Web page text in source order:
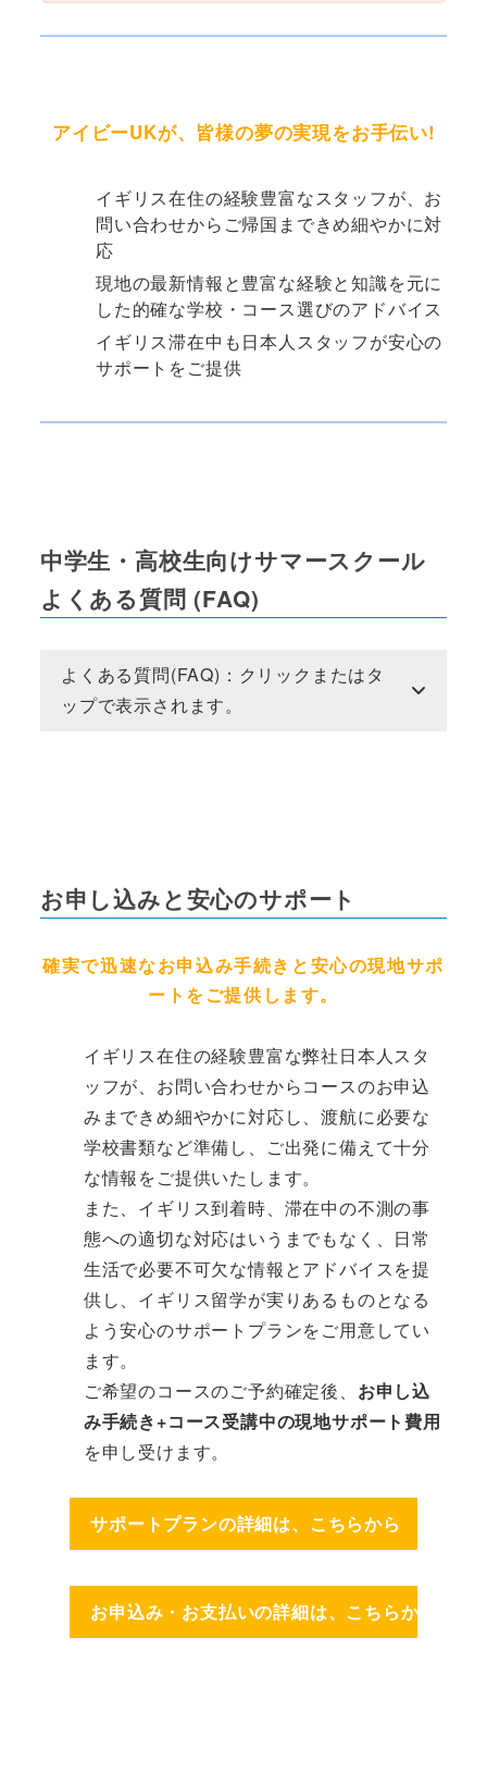
アイビーUKが、皆様の夢の実現をお手伝い!
イギリス在住の経験豊富なスタッフが、お
問い合わせからご帰国まできめ細やかに対
応
現地の最新情報と豊富な経験と知識を元に
した的確な学校・コース選びのアドバイス
イギリス滞在中も日本人スタッフが安心の
サポートをご提供
中学生・高校生向けサマースクール
よくある質問 (FAQ)
よくある質問(FAQ)：クリックまたはタ
ップで表示されます。
お申し込みと安心のサポート
確実で迅速なお申込み手続きと安心の現地サポ
ートをご提供します。
イギリス在住の経験豊富な弊社日本人スタ
ッフが、お問い合わせからコースのお申込
みまできめ細やかに対応し、渡航に必要な
学校書類など準備し、ご出発に備えて十分
な情報をご提供いたします。
また、イギリス到着時、滞在中の不測の事
態への適切な対応はいうまでもなく、日常
生活で必要不可欠な情報とアドバイスを提
供し、イギリス留学が実りあるものとなる
よう安心のサポートプランをご用意してい
ます。
ご希望のコースのご予約確定後、 お申し込
み手続き+コース受講中の現地サポート費用
を申し受けます。
サポートプランの詳細は、こちらから
お申込み・お支払いの詳細は、こちらから